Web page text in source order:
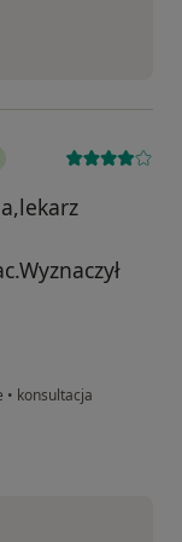
• konsultacja